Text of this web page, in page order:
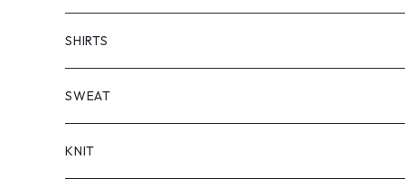
SHORT SLEEVE
LONG SLEEVE
SHIRTS
SHORT SLEEVE
LONG SLEEVE
SWEAT
KNIT